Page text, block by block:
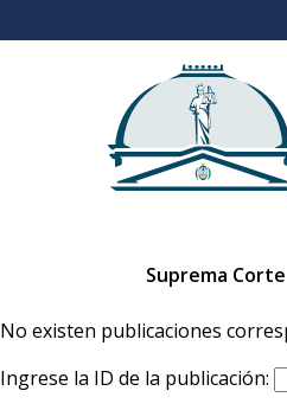
Suprema Corte
No existen publicaciones
Ingrese la ID de la publicación: